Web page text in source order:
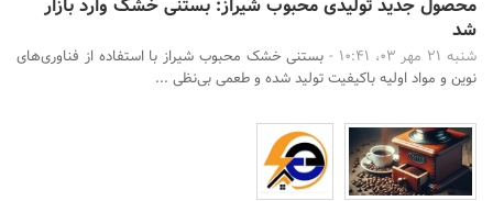
محصول جدید تولیدی محبوب شیراز: بستنی خشک وارد بازار
شد
شنبه 21 مهر 03، 10:41 -
بستنی خشک محبوب شیراز با استفاده از فناوری‌های
نوین و مواد اولیه باکیفیت تولید شده و طعمی بی‌نظی ...